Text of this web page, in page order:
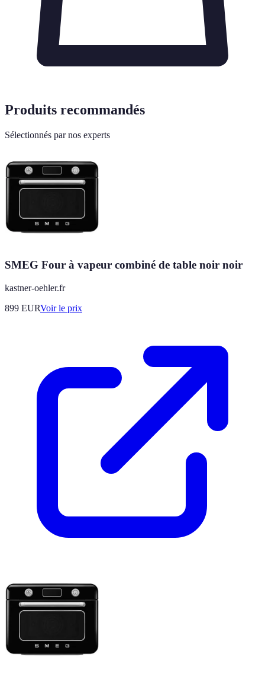
Produits recommandés
Sélectionnés par nos experts
SMEG Four à vapeur combiné de table noir noir
kastner-oehler.fr
899 EURVoir le prix